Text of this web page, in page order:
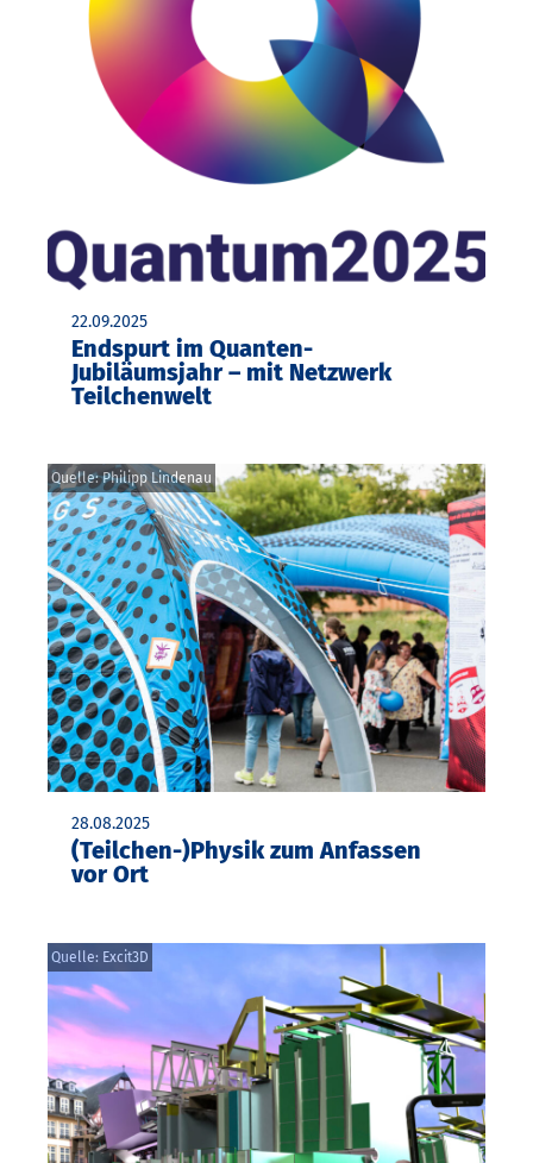
22.09.2025
Endspurt im Quanten-
Jubiläumsjahr – mit Netzwerk
Teilchenwelt
Quelle: Philipp Lindenau
28.08.2025
(Teilchen-)Physik zum Anfassen
vor Ort
Quelle: Excit3D